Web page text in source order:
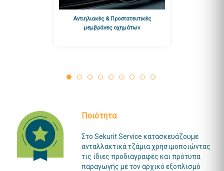
Αντιηλιακές & Προστατευτικές
μεμβράνες οχημάτων
Ποιότητα
Στο Sekurit Service κατασκευάζουμε
ανταλλακτικά τζάμια χρησιμοποιώντας
τις ίδιες προδιαγραφές και πρότυπα
παραγωγής με τον αρχικό εξοπλισμό